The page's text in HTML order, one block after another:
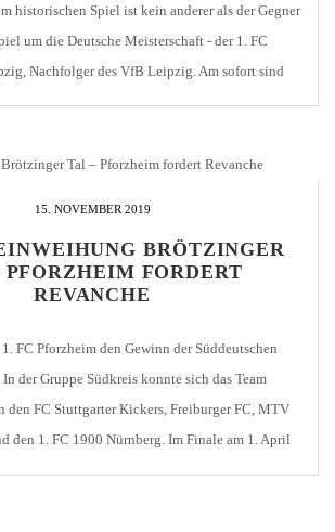
historischen Spiel ist kein anderer als der Gegner
um die Deutsche Meisterschaft - der 1. FC
Nachfolger des VfB Leipzig. Am sofort sind
15. NOVEMBER 2019
BRÖTZINGER
PFORZHEIM FORDERT
REVANCHE
FC Pforzheim den Gewinn der Süddeutschen
der Gruppe Südkreis konnte sich das Team
den FC Stuttgarter Kickers, Freiburger FC, MTV
den 1. FC 1900 Nürnberg. Im Finale am 1. April